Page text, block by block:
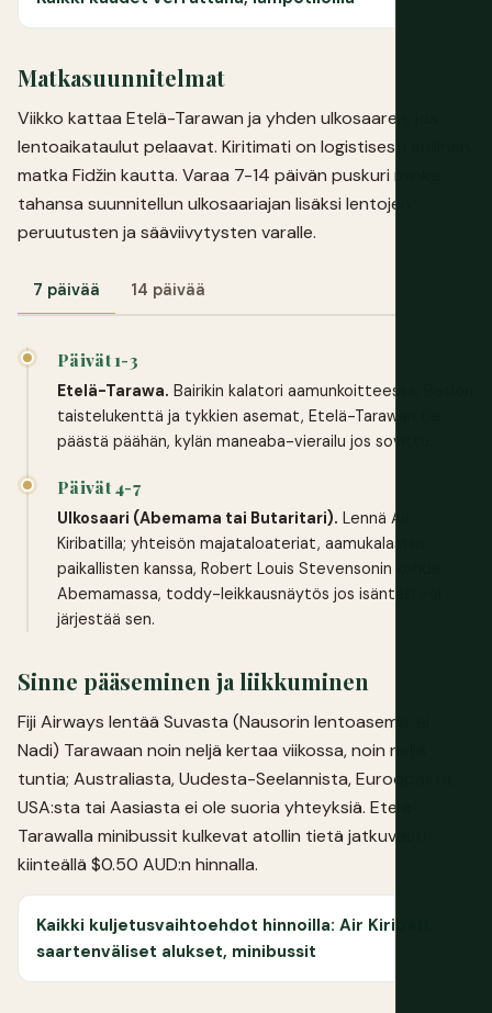
Matkasuunnitelmat
Viikko kattaa Etelä-Tarawan ja yhden ulkosaaren, jos
lentoaikataulut pelaavat. Kiritimati on logistisesti erillinen
matka Fidžin kautta. Varaa 7-14 päivän puskuri minkä
tahansa suunnitellun ulkosaariajan lisäksi lentojen
peruutusten ja sääviivytysten varalle.
7 päivää 14 päivää
Päivät 1-3
Etelä-Tarawa. Bairikin kalatori aamunkoitteessa, Betion
taistelukenttä ja tykkien asemat, Etelä-Tarawan tie
päästä päähän, kylän maneaba-vierailu jos sovittu.
Päivät 4-7
Ulkosaari (Abemama tai Butaritari). Lennä Air
Kiribatilla; yhteisön majataloateriat, aamukalastus
paikallisten kanssa, Robert Louis Stevensonin kohde
Abemamassa, toddy-leikkausnäytös jos isäntäsi voi
järjestää sen.
Sinne pääseminen ja liikkuminen
Fiji Airways lentää Suvasta (Nausorin lentoasema, ei
Nadi) Tarawaan noin neljä kertaa viikossa, noin neljä
tuntia; Australiasta, Uudesta-Seelannista, Euroopasta,
USA:sta tai Aasiasta ei ole suoria yhteyksiä. Etelä-
Tarawalla minibussit kulkevat atollin tietä jatkuvasti
kiinteällä $0.50 AUD:n hinnalla.
Kaikki kuljetusvaihtoehdot hinnoilla: Air Kiribati,
saartenväliset alukset, minibussit